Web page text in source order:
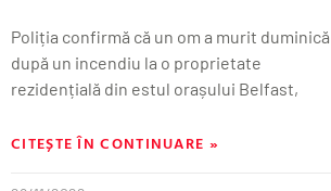
Poliția confirmă că un om a murit duminică
după un incendiu la o proprietate
rezidențială din estul orașului Belfast,
CITEȘTE ÎN CONTINUARE »